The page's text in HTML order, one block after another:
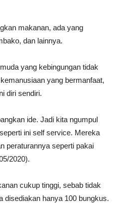
makanan, ada yang
dan lainnya.
yang kebingungan tidak
yang bermanfaat,
diri sendiri.
ide. Jadi kita ngumpul
ini self service. Mereka
peraturannya seperti pakai
2020).
cukup tinggi, sebab tidak
disediakan hanya 100 bungkus.